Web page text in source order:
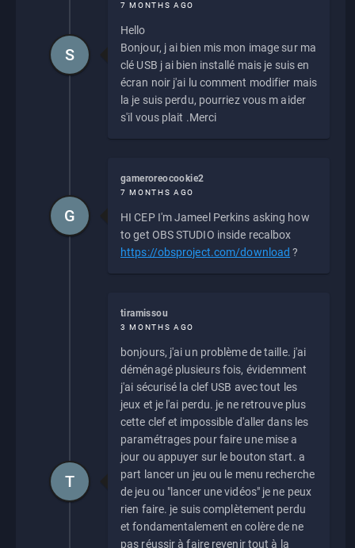
7 MONTHS AGO
Hello
Bonjour, j ai bien mis mon image sur ma
clé USB j ai bien installé mais je suis en
écran noir j'ai lu comment modifier mais
la je suis perdu, pourriez vous m aider
s'il vous plait .Merci
S
gameroreocookie2
7 MONTHS AGO
HI CEP I'm Jameel Perkins asking how
to get OBS STUDIO inside recalbox
https://obsproject.com/download ?
G
tiramissou
3 MONTHS AGO
bonjours, j'ai un problème de taille. j'ai
déménagé plusieurs fois, évidemment
j'ai sécurisé la clef USB avec tout les
jeux et je l'ai perdu. je ne retrouve plus
cette clef et impossible d'aller dans les
paramétrages pour faire une mise a
jour ou appuyer sur le bouton start. a
part lancer un jeu ou le menu recherche
de jeu ou "lancer une vidéos" je ne peux
rien faire. je suis complètement perdu
et fondamentalement en colère de ne
pas réussir à faire revenir tout à la
T